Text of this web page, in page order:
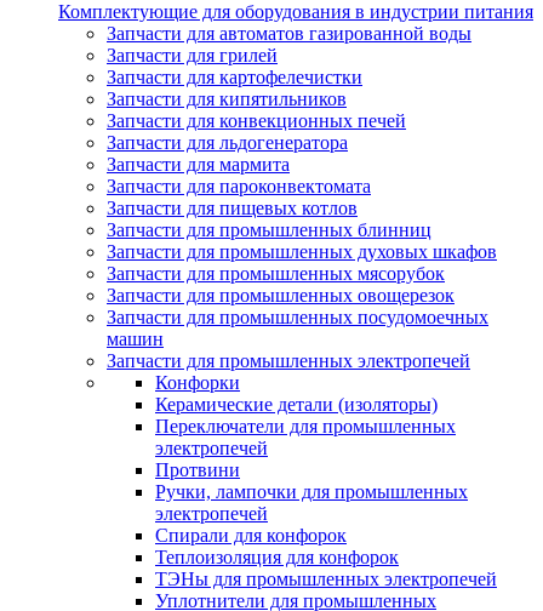
Комплектующие для оборудования в индустрии питания
Запчасти для автоматов газированной воды
Запчасти для грилей
Запчасти для картофелечистки
Запчасти для кипятильников
Запчасти для конвекционных печей
Запчасти для льдогенератора
Запчасти для мармита
Запчасти для пароконвектомата
Запчасти для пищевых котлов
Запчасти для промышленных блинниц
Запчасти для промышленных духовых шкафов
Запчасти для промышленных мясорубок
Запчасти для промышленных овощерезок
Запчасти для промышленных посудомоечных
машин
Запчасти для промышленных электропечей
Конфорки
Керамические детали (изоляторы)
Переключатели для промышленных
электропечей
Протвини
Ручки, лампочки для промышленных
электропечей
Спирали для конфорок
Теплоизоляция для конфорок
ТЭНы для промышленных электропечей
Уплотнители для промышленных